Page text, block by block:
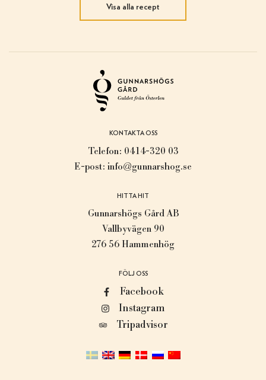
Visa alla recept
KONTAKTA OSS
Telefon: 0414-320 03
E-post: info@gunnarshog.se
HITTA HIT
Gunnarshögs Gård AB
Vallbyvägen 90
276 56 Hammenhög
FÖLJ OSS
Facebook
Instagram
Tripadvisor